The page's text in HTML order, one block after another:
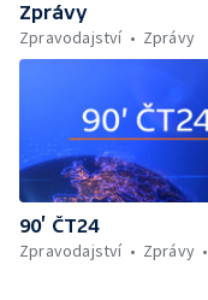
Zprávy
Zpravodajství
Zprávy
90’ ČT24
Zpravodajství
Zprávy